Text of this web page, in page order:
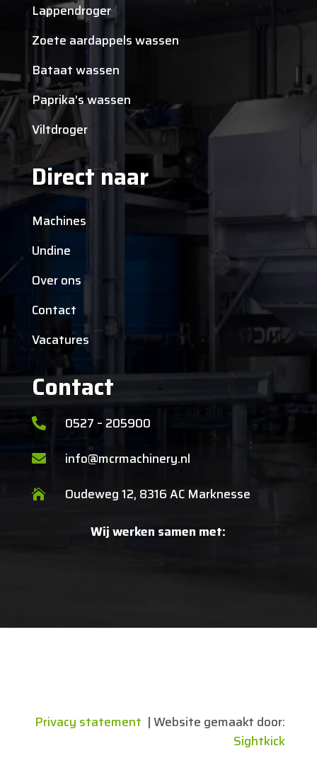
Lappendroger
Zoete aardappels wassen
Bataat wassen
Paprika’s wassen
Viltdroger
Direct naar
Machines
Undine
Over ons
Contact
Vacatures
Contact
 0527 – 205900
 info@mcrmachinery.nl
 Oudeweg 12, 8316 AC Marknesse
Wij werken samen met:
Privacy statement | Website gemaakt door:
Sightkick